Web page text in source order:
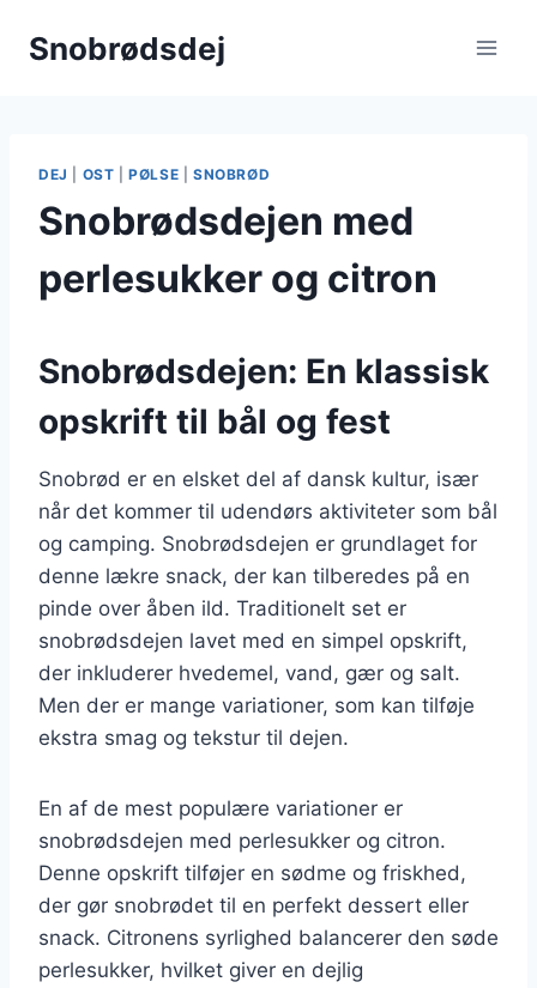
Snobrødsdej
DEJ OST |PØLSE SNOBRØD
Snobrødsdejen med
perlesukker og citron
Snobrødsdejen: En klassisk
opskrift til bål og fest
Snobrød er en elsket del af dansk kultur, især
når det kommer til udendørs aktiviteter som bål
og camping. Snobrødsdejen er grundlaget for
denne lækre snack, der kan tilberedes på en
pinde over åben ild. Traditionelt set er
snobrødsdejen lavet med en simpel opskrift,
der inkluderer hvedemel, vand, gær og salt.
Men der er mange variationer, som kan tilføje
ekstra smag og tekstur til dejen.
En af de mest populære variationer er
snobrødsdejen med perlesukker og citron.
Denne opskrift tilføjer en sødme og friskhed,
der gør snobrødet til en perfekt dessert eller
snack. Citronens syrlighed balancerer den søde
perlesukker, hvilket giver en dejlig